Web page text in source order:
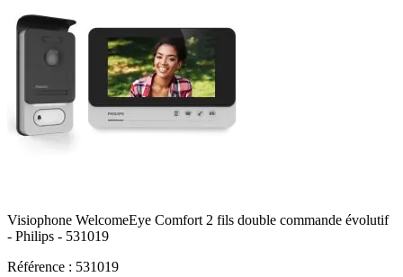
Lien
sur
Visiophone WelcomeEye Comfort 2 fils double commande évolutif
- Philips - 531019
Référence : 531019